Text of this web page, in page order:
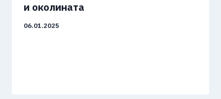
и околината
06.01.2025